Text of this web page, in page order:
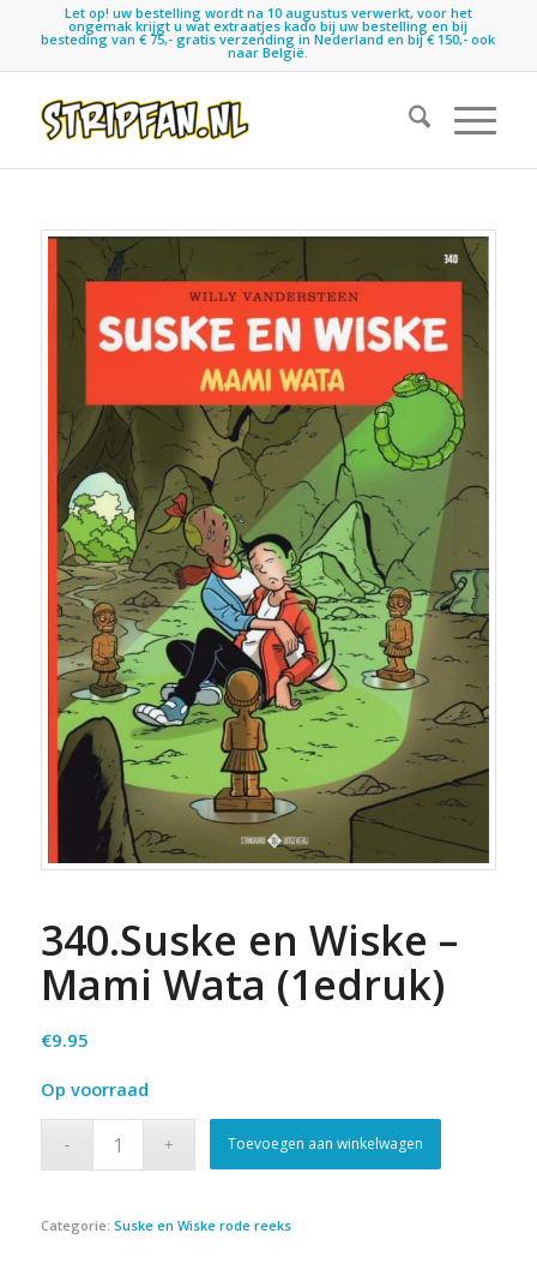
Let op! uw bestelling wordt na 10 augustus verwerkt, voor het
ongemak krijgt u wat extraatjes kado bij uw bestelling en bij
besteding van € 75,- gratis verzending in Nederland en bij € 150,- ook
naar België.
340.Suske en Wiske –
Mami Wata (1edruk)
€9.95
Op voorraad
Toevoegen aan winkelwagen
Categorie: Suske en Wiske rode reeks